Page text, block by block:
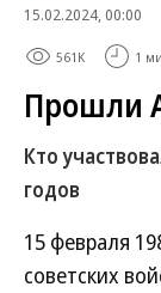
15.02.2024, 00:00
561K 1
Прошли
Кто
годов
15 февраля
советских